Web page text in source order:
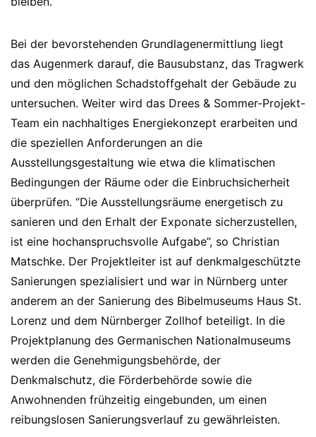
Bei der bevorstehenden Grundlagenermittlung liegt
das Augenmerk darauf, die Bausubstanz, das Tragwerk
und den möglichen Schadstoffgehalt der Gebäude zu
untersuchen. Weiter wird das Drees & Sommer-Projekt-
Team ein nachhaltiges Energiekonzept erarbeiten und
die speziellen Anforderungen an die
Ausstellungsgestaltung wie etwa die klimatischen
Bedingungen der Räume oder die Einbruchsicherheit
überprüfen. “Die Ausstellungsräume energetisch zu
sanieren und den Erhalt der Exponate sicherzustellen,
ist eine hochanspruchsvolle Aufgabe”, so Christian
Matschke. Der Projektleiter ist auf denkmalgeschützte
Sanierungen spezialisiert und war in Nürnberg unter
anderem an der Sanierung des Bibelmuseums Haus St.
Lorenz und dem Nürnberger Zollhof beteiligt. In die
Projektplanung des Germanischen Nationalmuseums
werden die Genehmigungsbehörde, der
Denkmalschutz, die Förderbehörde sowie die
Anwohnenden frühzeitig eingebunden, um einen
reibungslosen Sanierungsverlauf zu gewährleisten.